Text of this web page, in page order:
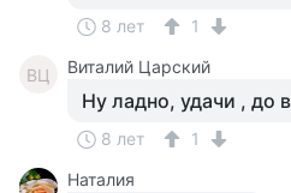
8 лет 1
ВЦ Виталий Царский
Ну ладно, удачи , до
8 лет
1
Наталия